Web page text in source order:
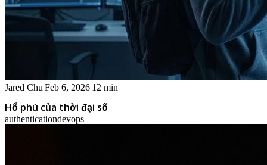
Jared Chu Feb 6, 2026 12 min
Hổ phù của thời đại số
authenticationdevops